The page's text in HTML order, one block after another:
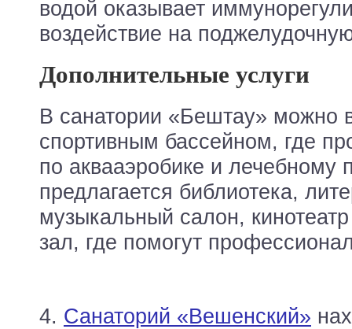
водой оказывает
воздействие на
Дополнительные услуги
В санатории «Бештау» можно
спортивным бассейном, где
по аквааэробике и лечебному
предлагается библиотека,
музыкальный салон,
зал, где помогут
4. Санаторий «Вешенский»